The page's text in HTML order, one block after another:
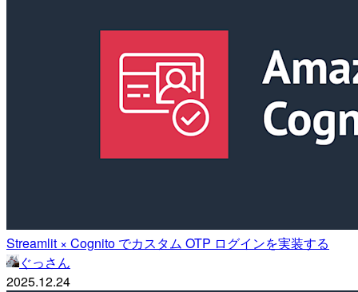
Streamlit × Cognito でカスタム OTP ログインを実装する
ぐっさん
2025.12.24